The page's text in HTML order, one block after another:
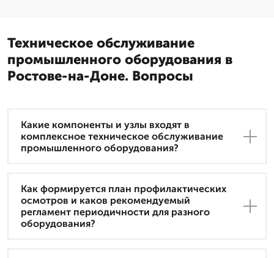
Техническое обслуживание
промышленного оборудования в
Ростове-на-Доне. Вопросы
Какие компоненты и узлы входят в
комплексное техническое обслуживание
промышленного оборудования?
Как формируется план профилактических
осмотров и каков рекомендуемый
регламент периодичности для разного
оборудования?